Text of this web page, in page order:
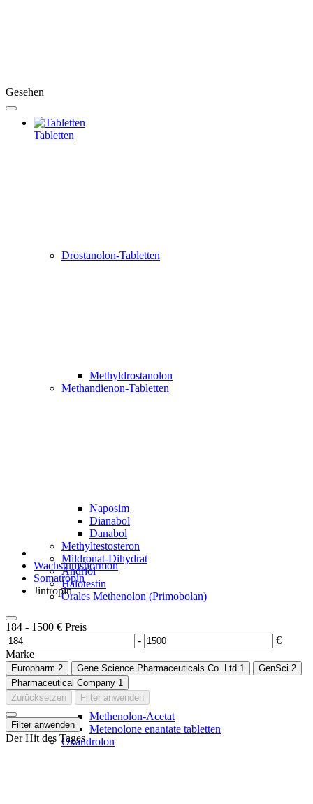
Gesehen
Tabletten
Drostanolon-Tabletten
Methyldrostanolon
Methandienon-Tabletten
Naposim
Dianabol
Danabol
Methyltestosteron
Mildronat-Dihydrat
Andriol
Halotestin
Orales Methenolon (Primobolan)
Methenolon-Acetat
Metenolone enantate tabletten
Oxandrolon
Wachstumshormon
Somatropin
Jintropin
184 - 1500 € Preis
-
€
Marke
Europharm 2 Gene Science Pharmaceuticals Co. Ltd 1 GenSci 2
Pharmaceutical Company 1
Zurücksetzen
Filter anwenden
Filter anwenden
Der Hit des Tages